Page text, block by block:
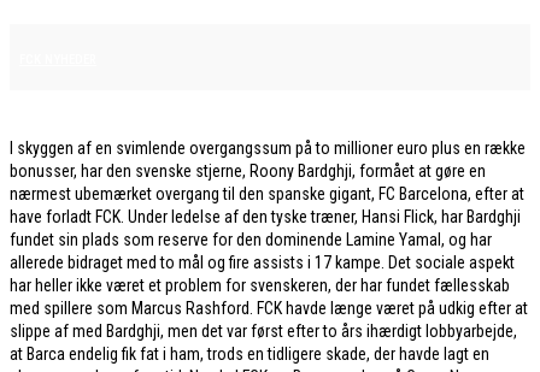
I skyggen af en svimlende overgangssum på to millioner euro plus en række
bonusser, har den svenske stjerne, Roony Bardghji, formået at gøre en
nærmest ubemærket overgang til den spanske gigant, FC Barcelona, efter at
have forladt FCK. Under ledelse af den tyske træner, Hansi Flick, har Bardghji
fundet sin plads som reserve for den dominende Lamine Yamal, og har
allerede bidraget med to mål og fire assists i 17 kampe. Det sociale aspekt
har heller ikke været et problem for svenskeren, der har fundet fællesskab
med spillere som Marcus Rashford. FCK havde længe været på udkig efter at
slippe af med Bardghji, men det var først efter to års ihærdigt lobbyarbejde,
at Barca endelig fik fat i ham, trods en tidligere skade, der havde lagt en